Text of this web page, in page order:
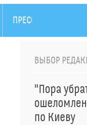
ПРЕСС-РЕЛИЗЫ
ВЫБОР
"Пора
по Киеву